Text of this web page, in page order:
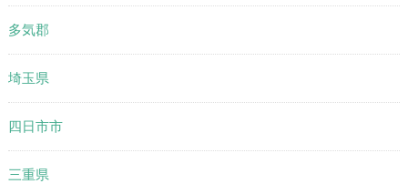
多気郡
埼玉県
四日市市
三重県